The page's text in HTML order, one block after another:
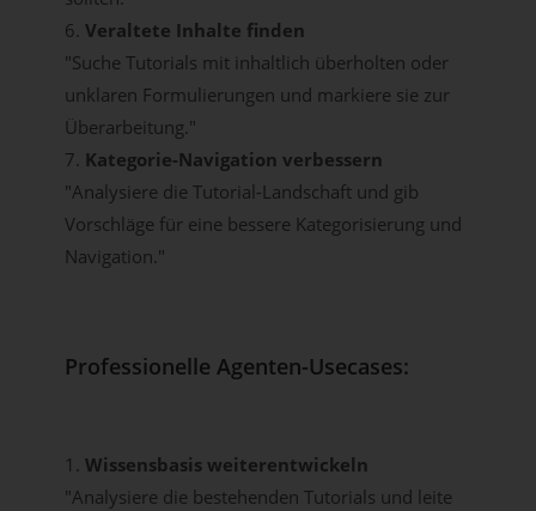
6. Veraltete Inhalte finden
"Suche Tutorials mit inhaltlich überholten oder
unklaren Formulierungen und markiere sie zur
Überarbeitung."
7. Kategorie-Navigation verbessern
"Analysiere die Tutorial-Landschaft und gib
Vorschläge für eine bessere Kategorisierung und
Navigation."
Professionelle Agenten-Usecases:
1. Wissensbasis weiterentwickeln
"Analysiere die bestehenden Tutorials und leite